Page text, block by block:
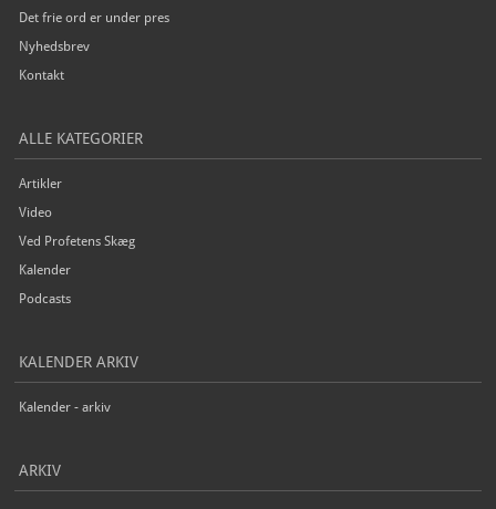
Det frie ord er under pres
Nyhedsbrev
Kontakt
ALLE KATEGORIER
Artikler
Video
Ved Profetens Skæg
Kalender
Podcasts
KALENDER ARKIV
Kalender - arkiv
ARKIV